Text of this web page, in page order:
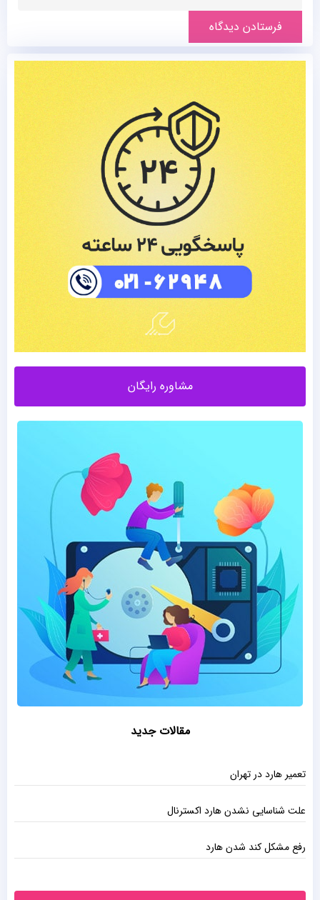
فرستادن دیدگاه
مشاوره رایگان
مقالات جدید
تعمیر هارد در تهران
علت شناسایی نشدن هارد اکسترنال
رفع مشکل کند شدن هارد